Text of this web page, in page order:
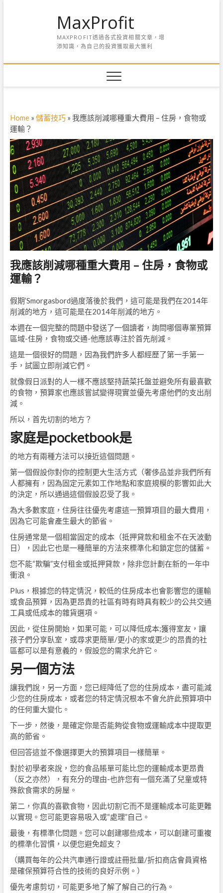
MaxProfit
MAXPROFIT透過各式投資相關文章，增
添知識，為自己的投資獲取最大獲利
Home» 儲蓄技巧» 我應該削減哪種重大費用 – 住房，食物或
運輸？
我應該削減哪種重大費用 – 住房，食物或
運輸？
假期’Smorgasbord過度落後於我們，這可能是我們在2014年
削減的地方，這可能是在2014年削減的地方。
本週在一個完整的問題中發送了一個讀者，詢問哪個專業預算
區域-住房，食物或交通-他應該專注於首先削減。
這是一個很好的問題，因為我們許多人都經歷了第一手第一
手，試圖立即削減它們。
就像假日派對的人一樣不應該堅持蔬菜托盤並避免所有最喜歡
的食物，預算家也應該嘗試變得現實並優先考慮他們的支出削
減。
所以，首先切割的地方？
家庭是pocketbook是
的地方有兩種方法可以接近這個問題。
第一個假設你對你的控制更大生活方式（奢侈品並非我們所有
人都擁有，因為固定元素如工作地點和家庭規模的影響如此大
的決定，所以通過這個假設忍受了我。
為大多數家庭，住房往往優先考慮這一預算項目的最大費用，
因為它可能會產生最大的節省。
住房通常是一個相當固定的成本（抵押貸款和租金不在天波動
日），因此它也是一種簡單的方法來標準化和鎖定您的儲蓄。
您不能“欺騙”支付租金或抵押貸款，除非您計劃在新的一年中
衝浪。
Plus，根據您的特定情況，較低的住房成本也會影響您的運輸
或食品預算，因為更昂貴的社區有時有時具有較少的公共交通
工具或低成本的雜貨選項。
因此，從住房開始，如果可能，可以降低成本;獲得室友，讓
孩子們分享臥室，或尋求更簡單/更小的家或更少的昂貴的社
區都可以是有意義的，假設您的需求允許它。
另一個方法
讓我們說，另一方面，您已經降低了您的住房成本，盡可能減
少您的住房成本，或者您的特定情況根本不會允許此預算項中
的任何重大變化。
下一步，然後，是確定你是否能夠從食物或運輸成本中提取更
高的節省。
但回答這並不像選擇更大的預算項目一樣簡單。
對於初學者來說，您的食品賬單可能比您的運輸成本更昂貴
（反之亦然），有充分的理由-也許您有一個充滿了兒童或特
殊飲食需求的房屋。
第二，你真的喜歡食物，因此切割它而不是運輸成本可能更難
以實現。您可能更容易吸入或“處理”自己。
最後，有標準化問題。您可以創建哪些成本，可以創建可重複
的標準化習慣，以便您避免超支？
（購買每年的公共汽車通行證或註冊批量/折扣商店會員資格
是確保預算符合性的技術的良好示例。）
優先考慮剪切，可能更多地了解了解自己的行為。